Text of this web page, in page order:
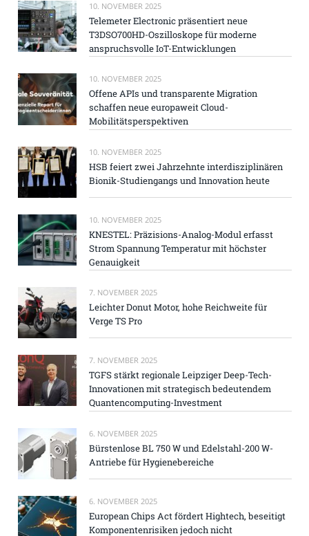
10. NOVEMBER 2025
Telemeter Electronic präsentiert neue
T3DSO700HD-Oszilloskope für moderne
anspruchsvolle IoT-Entwicklungen
10. NOVEMBER 2025
Offene APIs und transparente Migration
schaffen neue europaweit Cloud-
Mobilitätsperspektiven
10. NOVEMBER 2025
HSB feiert zwei Jahrzehnte interdisziplinären
Bionik-Studiengangs und Innovation heute
10. NOVEMBER 2025
KNESTEL: Präzisions-Analog-Modul erfasst
Strom Spannung Temperatur mit höchster
Genauigkeit
7. NOVEMBER 2025
Leichter Donut Motor, hohe Reichweite für
Verge TS Pro
7. NOVEMBER 2025
TGFS stärkt regionale Leipziger Deep-Tech-
Innovationen mit strategisch bedeutendem
Quantencomputing-Investment
6. NOVEMBER 2025
Bürstenlose BL 750 W und Edelstahl-200 W-
Antriebe für Hygienebereiche
6. NOVEMBER 2025
European Chips Act fördert Hightech, beseitigt
Komponentenrisiken jedoch nicht